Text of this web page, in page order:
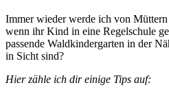
Immer wieder werde ich von
wenn ihr Kind in eine Regelschule
passende Waldkindergarten in der
in Sicht sind?
Hier zähle ich dir einige Tips auf: